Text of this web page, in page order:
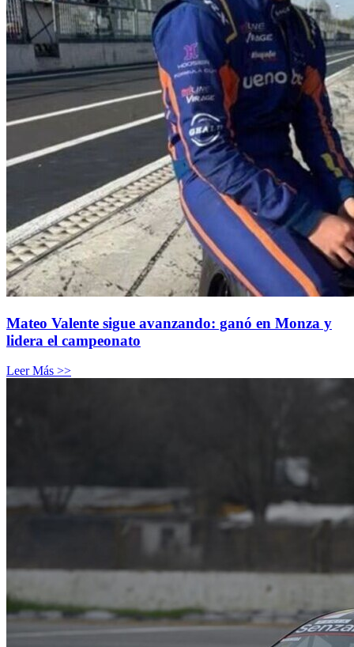
Mateo Valente sigue avanzando: ganó en Monza y
lidera el campeonato
Leer Más >>